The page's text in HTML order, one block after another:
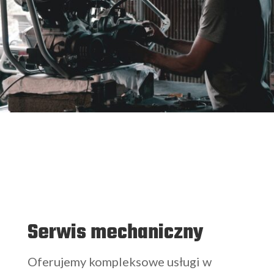
Serwis mechaniczny
Oferujemy kompleksowe usługi w